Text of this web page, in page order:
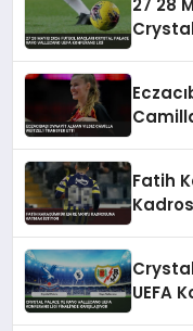
27 28
Fatih
UEFA